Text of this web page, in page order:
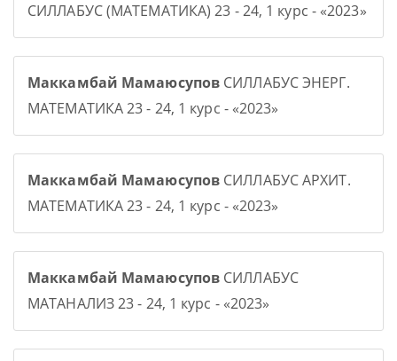
СИЛЛАБУС (МАТЕМАТИКА) 23 - 24, 1 курс - «2023»
Маккамбай Мамаюсупов СИЛЛАБУС ЭНЕРГ.
МАТЕМАТИКА 23 - 24, 1 курс - «2023»
Маккамбай Мамаюсупов СИЛЛАБУС АРХИТ.
МАТЕМАТИКА 23 - 24, 1 курс - «2023»
Маккамбай Мамаюсупов СИЛЛАБУС
МАТАНАЛИЗ 23 - 24, 1 курс - «2023»